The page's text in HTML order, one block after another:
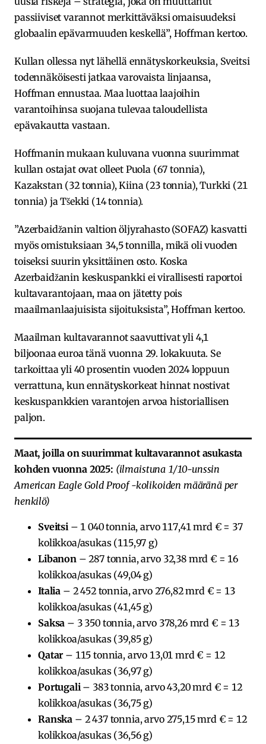
passiiviset varannot merkittäväksi omaisuudeksi
globaalin epävarmuuden keskellä”, Hoffman kertoo.
Kullan ollessa nyt lähellä ennätyskorkeuksia, Sveitsi
todennäköisesti jatkaa varovaista linjaansa,
Hoffman ennustaa. Maa luottaa laajoihin
varantoihinsa suojana tulevaa taloudellista
epävakautta vastaan.
Hoffmanin mukaan kuluvana vuonna suurimmat
kullan ostajat ovat olleet Puola (67 tonnia),
Kazakstan (32 tonnia), Kiina (23 tonnia), Turkki (21
tonnia) ja Tšekki (14 tonnia).
”Azerbaidžanin valtion öljyrahasto (SOFAZ) kasvatti
myös omistuksiaan 34,5 tonnilla, mikä oli vuoden
toiseksi suurin yksittäinen osto. Koska
Azerbaidžanin keskuspankki ei virallisesti raportoi
kultavarantojaan, maa on jätetty pois
maailmanlaajuisista sijoituksista”, Hoffman kertoo.
Maailman kultavarannot saavuttivat yli 4,1
biljoonaa euroa tänä vuonna 29. lokakuuta. Se
tarkoittaa yli 40 prosentin vuoden 2024 loppuun
verrattuna, kun ennätyskorkeat hinnat nostivat
keskuspankkien varantojen arvoa historiallisen
paljon.
Maat, joilla on suurimmat kultavarannot asukasta
kohden vuonna 2025: (ilmaistuna 1/10-unssin
American Eagle Gold Proof -kolikoiden määränä per
henkilö)
Sveitsi – 1 040 tonnia, arvo 117,41 mrd € = 37
kolikkoa/asukas (115,97 g)
Libanon – 287 tonnia, arvo 32,38 mrd € = 16
kolikkoa/asukas (49,04 g)
Italia – 2 452 tonnia, arvo 276,82 mrd € = 13
kolikkoa/asukas (41,45 g)
Saksa – 3 350 tonnia, arvo 378,26 mrd € = 13
kolikkoa/asukas (39,85 g)
Qatar– 115 tonnia, arvo 13,01 mrd € = 12
kolikkoa/asukas (36,97 g)
Portugali – 383 tonnia, arvo 43,20 mrd € = 12
kolikkoa/asukas (36,75 g)
Ranska – 2 437 tonnia, arvo 275,15 mrd € = 12
kolikkoa/asukas (36,56 g)